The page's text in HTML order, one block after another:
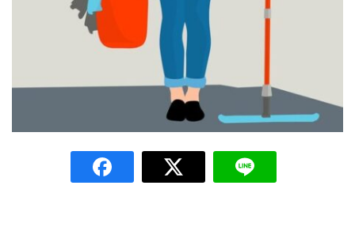
ไร่ศรีทองโฮมสเตย์
ไร่หลวงเทพโฮมสเตย์
ธุรกิจนำเที่ยว/ตัวแทนท่องเที่ยว
ธุรกิจรถเช่า/รถโดยสารสาธารณะ